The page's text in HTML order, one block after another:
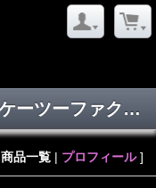
MC-K2 FACTORY ( エムシーケーツーファクトリー )
商品一覧 | プロフィール]